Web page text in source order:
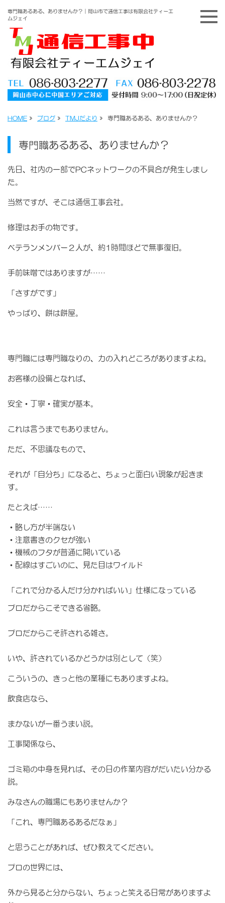
専門職あるある、ありませんか？｜岡山市で通信工事は有限会社ティーエ
ムジェイ
HOME » ブログ » TMJだより » 専門職あるある、ありませんか？
専門職あるある、ありませんか？
先日、社内の一部でPCネットワークの不具合が発生しまし
た。
当然ですが、そこは通信工事会社。
修理はお手の物です。
ベテランメンバー２人が、約1時間ほどで無事復旧。
手前味噌ではありますが……
「さすがです」
やっぱり、餅は餅屋。
専門職には専門職なりの、力の入れどころがありますよね。
お客様の設備となれば、
安全・丁寧・確実が基本。
これは言うまでもありません。
ただ、不思議なもので、
それが「自分ち」になると、ちょっと面白い現象が起きま
す。
たとえば……
・略し方が半端ない
・注意書きのクセが強い
・機械のフタが普通に開いている
・配線はすごいのに、見た目はワイルド
「これで分かる人だけ分かればいい」仕様になっている
プロだからこそできる省略。
プロだからこそ許される雑さ。
いや、許されているかどうかは別として（笑）
こういうの、きっと他の業種にもありますよね。
飲食店なら、
まかないが一番うまい説。
工事関係なら、
ゴミ箱の中身を見れば、その日の作業内容がだいたい分かる
説。
みなさんの職場にもありませんか？
「これ、専門職あるあるだなぁ」
と思うことがあれば、ぜひ教えてください。
プロの世界には、
外から見ると分からない、ちょっと笑える日常がありますよ